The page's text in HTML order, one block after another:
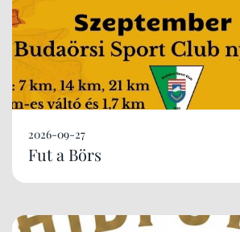
2026-09-27
Fut a Börs